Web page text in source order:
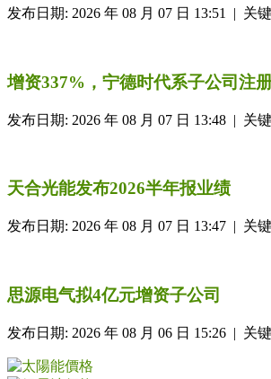
发布日期: 2026 年 08 月 07 日 13:51 | 关
增资337%，宁德时代系子公司注
发布日期: 2026 年 08 月 07 日 13:48 | 关
天合光能发布2026半年报业绩
发布日期: 2026 年 08 月 07 日 13:47 | 关
思源电气拟4亿元增资子公司
发布日期: 2026 年 08 月 06 日 15:26 | 关